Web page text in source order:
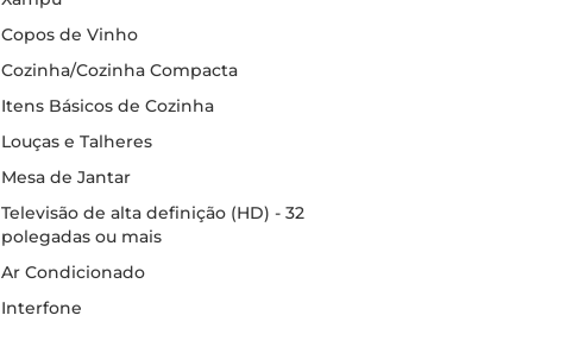
Copos de Vinho
Cozinha/Cozinha Compacta
Itens Básicos de Cozinha
Louças e Talheres
Mesa de Jantar
Televisão de alta definição (HD) - 32
polegadas ou mais
Ar Condicionado
Interfone